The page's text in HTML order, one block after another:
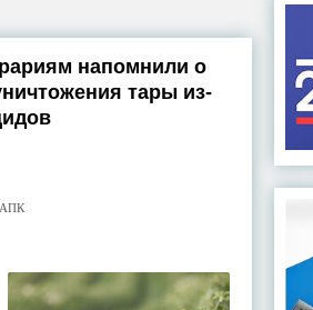
напомнили о
тары из-
АПК